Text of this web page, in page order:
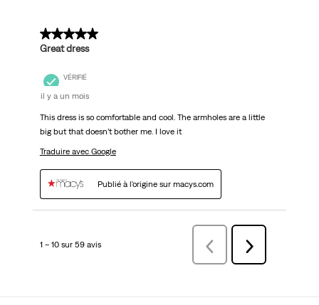
5 sur 5 étoiles.
Great dress
VÉRIFIÉ
il y a un mois
This dress is so comfortable and cool. The armholes are a little
big but that doesn’t bother me. I love it
Traduire avec Google
Publié à l'origine sur macys.com
1 – 10 sur 59 avis PrécédentavisSuivant
avis